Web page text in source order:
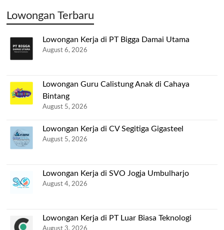
Lowongan Terbaru
Lowongan Kerja di PT Bigga Damai Utama
August 6, 2026
Lowongan Guru Calistung Anak di Cahaya
Bintang
August 5, 2026
Lowongan Kerja di CV Segitiga Gigasteel
August 5, 2026
Lowongan Kerja di SVO Jogja Umbulharjo
August 4, 2026
Lowongan Kerja di PT Luar Biasa Teknologi
August 3, 2026